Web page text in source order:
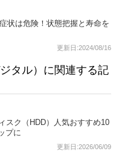
状は危険！状態把握と寿命を
更新日:2024/08/16
タル）に関連する記
スク（HDD）人気おすすめ10
プに
更新日:2026/06/09